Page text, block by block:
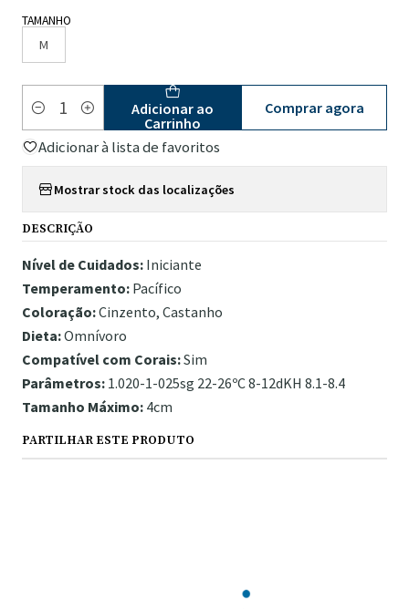
TAMANHO
M
Quantidade
Adicionar ao
Carrinho
Comprar agora
Adicionar à lista de favoritos
Mostrar stock das localizações
DESCRIÇÃO
Nível de Cuidados: Iniciante
Temperamento: Pacífico
Coloração:Cinzento, Castanho
Dieta:Omnívoro
Compatível com Corais:Sim
Parâmetros: 1.020-1-025sg 22-26ºC 8-12dKH 8.1-8.4
Tamanho Máximo: 4cm
PARTILHAR ESTE PRODUTO